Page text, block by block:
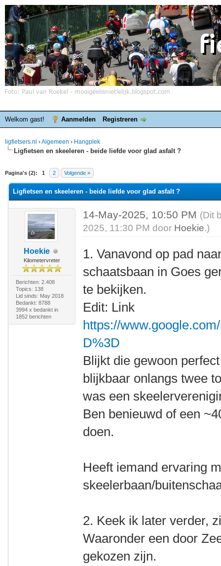
Welkom gast! Aanmelden Registreren
ligfietsers.nl ›Algemeen › Hangplek
Ligfietsen en skeeleren - beide liefde voor glad asfalt ?
Pagina's (2): 1 2 Volgende »
waardering is 0
Ligfietsen en skeeleren - beide liefde voor glad asfalt ?
Hoekie
Kilometervreter
Berichten: 2.408
Topics: 138
Lid sinds: May 2018
Bedankt: 8788
3994 x bedankt in
1852 berichten
14-May-2025, 10:50 PM (Dit
2025, 11:30 PM door Hoekie.)
1. Vanavond op pad
schaatsbaan in Goes
te bekijken.
Edit: Link
https://
D%3D
Blijkt die gewoon
blijkbaar onlangs twee
was een
Ben benieuwd of een
doen.
Heeft iemand ervaring
skeelerbaan/
2. Keek ik later verder,
Waaronder een door
gekozen zijn.